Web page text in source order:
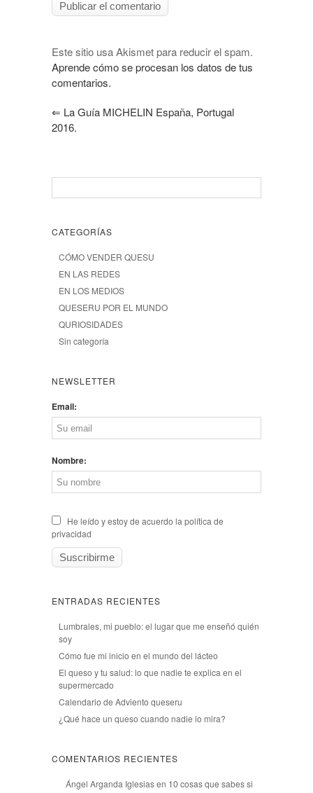
Este sitio usa Akismet para reducir el spam.
Aprende cómo se procesan los datos de tus
comentarios.
⇐ La Guía MICHELIN España, Portugal
2016.
CATEGORÍAS
CÓMO VENDER QUESU
EN LAS REDES
EN LOS MEDIOS
QUESERU POR EL MUNDO
QURIOSIDADES
Sin categoría
NEWSLETTER
Email:
Nombre:
He leído y estoy de acuerdo la política de
privacidad
ENTRADAS RECIENTES
Lumbrales, mi pueblo: el lugar que me enseñó quién
soy
Cómo fue mi inicio en el mundo del lácteo
El queso y tu salud: lo que nadie te explica en el
supermercado
Calendario de Adviento queseru
¿Qué hace un queso cuando nadie lo mira?
COMENTARIOS RECIENTES
Ángel Arganda Iglesiasen 10 cosas que sabes si